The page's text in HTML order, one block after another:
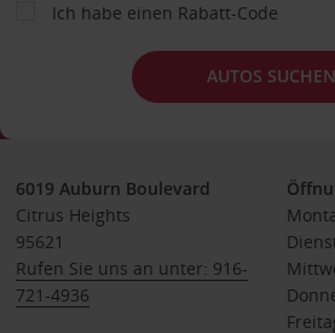
Ich habe einen Rabatt-Code
AUTOS SUCHEN
6019 Auburn Boulevard
Citrus Heights
95621
Rufen Sie uns an unter: 916-
721-4936